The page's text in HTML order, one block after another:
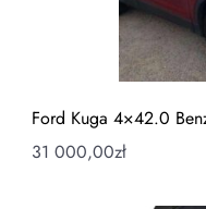
Ford Kuga 4×42.0
31 000,00zł